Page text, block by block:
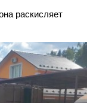
раскисляет